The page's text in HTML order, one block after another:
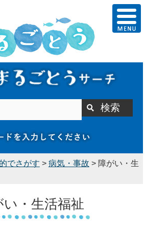
でさがす > 病気・事故 > 障がい・生
い・生活福祉